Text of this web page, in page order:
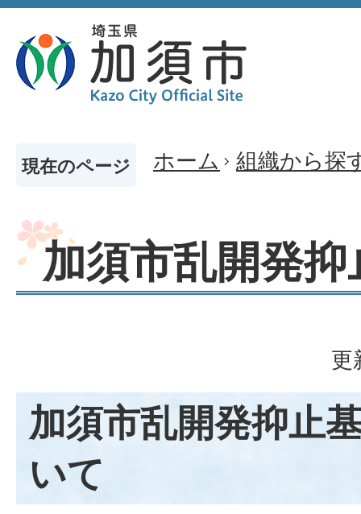
現在のページ ホーム 組織から探
加須市乱開発
更
加須市乱開発抑止
いて